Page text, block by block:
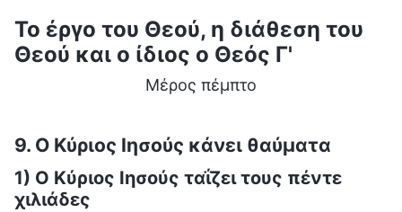
Το έργο του Θεού, η διάθεση του
Θεού και ο ίδιος ο Θεός Γ'
Μέρος πέμπτο
9. Ο Κύριος Ιησούς κάνει θαύματα
1) Ο Κύριος Ιησούς ταΐζει τους πέντε
χιλιάδες